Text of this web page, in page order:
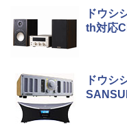
ドウシ
th対応
ドウシ